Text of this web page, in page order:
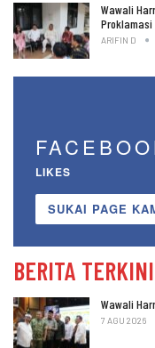
Wawali
Proklamasi
ARIFIN D
LIKES
SUKAI PAGE
BERITA TERKINI
Wawali
7 AGU 2026